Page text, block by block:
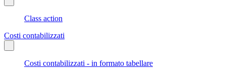
Class action
Costi contabilizzati
Costi contabilizzati - in formato tabellare